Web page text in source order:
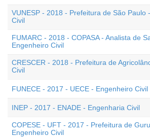
VUNESP - 2018 - Prefeitura de São Paulo
Civil
FUMARC - 2018 - COPASA - Analista de
Engenheiro Civil
CRESCER - 2018 - Prefeitura de
Civil
FUNECE - 2017 - UECE - Engenheiro Civil
INEP - 2017 - ENADE - Engenharia Civil
COPESE - UFT - 2017 - Prefeitura de
Engenheiro Civil